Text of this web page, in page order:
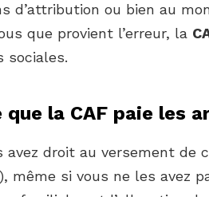
d’attribution ou bien au
que provient l’erreur, la
sociales.
que la CAF paie les
avez droit au versement de
même si vous ne les avez